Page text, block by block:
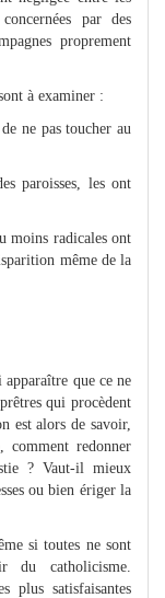
par des
proprement
à examiner :
ne pas toucher au
paroisses, les ont
moins radicales ont
même de la
que ce ne
qui procèdent
est alors de savoir,
comment redonner
? Vaut-il mieux
ou bien ériger la
si toutes ne sont
du catholicisme.
plus satisfaisantes